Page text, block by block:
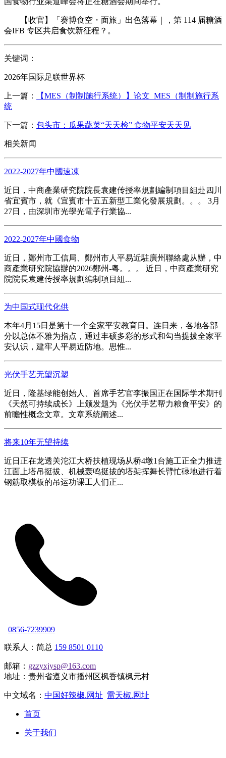
【收官】「赛博食空・面旅」出色落幕｜，第 114 届糖酒
会IFB 专区共启食饮新征程？。
关键词：
2026年国际足联世界杯
上一篇：
【MES（制制施行系统）】论文_MES（制制施行系
统
下一篇： 包头市：瓜果蔬菜“天天检” 食物平安天天见
相关新闻
2022-2027年中國速凍
近日，中商產業研究院院長袁建传授率規劃編制項目組赴四川
省宜賓市，就《宜賓市十五五新型工業化發展規劃。。。 3月
27日，由深圳市光學光電子行業協...
2022-2027年中國食物
近日，鄭州市工信局、鄭州市人平易近駐廣州聯絡處从辦，中
商產業研究院協辦的2026鄭州-粵。。。 近日，中商產業研究
院院長袁建传授率規劃編制項目組...
为中国式现代化供
本年4月15日是第十一个全家平安教育日。连日来，各地各部
分以总体不雅为指点，通过丰硕多彩的形式和勾当提拔全家平
安认识，建牢人平易近防地。思惟...
光伏手艺无望沉塑
近日，隆基绿能创始人、首席手艺官李振国正在国际学术期刊
《天然可持续成长》上颁发题为《光伏手艺帮力粮食平安》的
前瞻性概念文章。文章系统阐述...
将来10年无望持续
近日正在龙透关沱江大桥扶植现场从桥4墩1台施工正全力推进
江面上塔吊挺拔、机械轰鸣挺拔的塔架挥舞长臂忙碌地进行着
钢筋取模板的吊运功课工人们正...
0856-7239909
联系人：简总 159 8501 0110
邮箱： gzzyxjysp@163.com
地址：贵州省遵义市播州区枫香镇枫元村
中文域名： 中国好辣椒.网址 雷天椒.网址
首页
关于我们